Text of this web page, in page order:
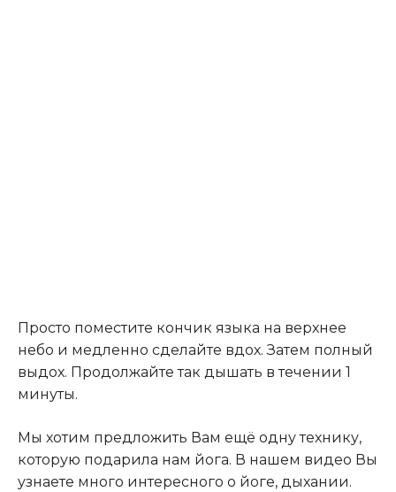
Просто поместите кончик языка на верхнее
небо и медленно сделайте вдох. Затем полный
выдох. Продолжайте так дышать в течении 1
минуты.
Мы хотим предложить Вам ещё одну технику,
которую подарила нам йога. В нашем видео Вы
узнаете много интересного о йоге, дыхании.